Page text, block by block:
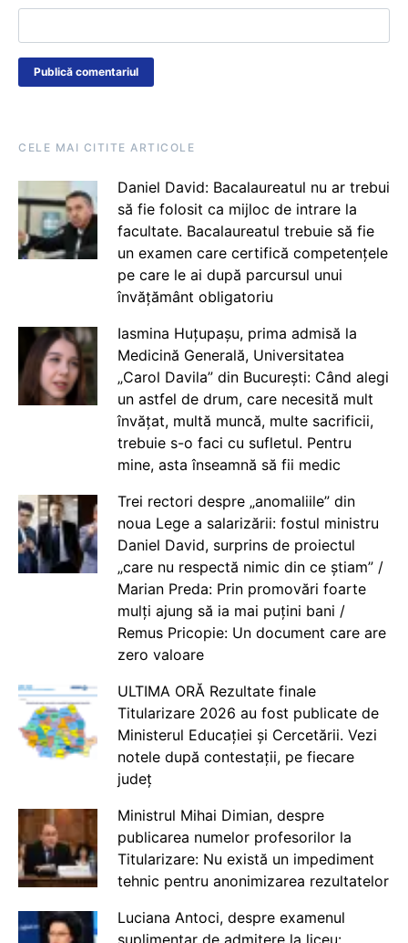
CELE MAI CITITE ARTICOLE
Daniel David: Bacalaureatul nu ar trebui
să fie folosit ca mijloc de intrare la
facultate. Bacalaureatul trebuie să fie
un examen care certifică competențele
pe care le ai după parcursul unui
învățământ obligatoriu
Iasmina Huțupașu, prima admisă la
Medicină Generală, Universitatea
„Carol Davila” din București: Când alegi
un astfel de drum, care necesită mult
învățat, multă muncă, multe sacrificii,
trebuie s-o faci cu sufletul. Pentru
mine, asta înseamnă să fii medic
Trei rectori despre „anomaliile” din
noua Lege a salarizării: fostul ministru
Daniel David, surprins de proiectul
„care nu respectă nimic din ce știam” /
Marian Preda: Prin promovări foarte
mulți ajung să ia mai puțini bani /
Remus Pricopie: Un document care are
zero valoare
ULTIMA ORĂ Rezultate finale
Titularizare 2026 au fost publicate de
Ministerul Educației și Cercetării. Vezi
notele după contestații, pe fiecare
județ
Ministrul Mihai Dimian, despre
publicarea numelor profesorilor la
Titularizare: Nu există un impediment
tehnic pentru anonimizarea rezultatelor
Luciana Antoci, despre examenul
suplimentar de admitere la liceu: